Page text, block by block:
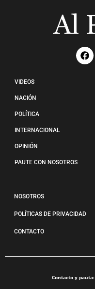
VIDEOS
NACIÓN
POLÍTICA
INTERNACIONAL
OPINIÓN
PAUTE CON NOSOTROS
NOSOTROS
POLÍTICAS DE PRIVACIDAD
CONTACTO
Contacto y pauta: